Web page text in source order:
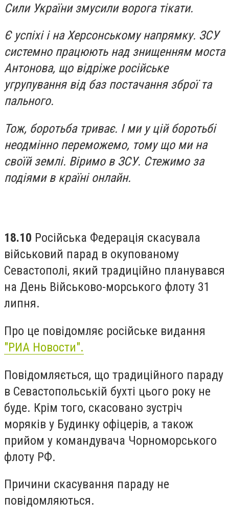
Сили України змусили ворога тікати.
Є успіхі і на Херсонському напрямку. ЗСУ
системно працюють над знищенням моста
Антонова, що відріже російське
угрупування від баз постачання зброї та
пального.
Тож, боротьба триває. І ми у цій боротьбі
неодмінно переможемо, тому що ми на
своїй землі. Віримо в ЗСУ. Стежимо за
подіями в країні онлайн.
18.10 Російська Федерація скасувала
військовий парад в окупованому
Севастополі, який традиційно планувався
на День Військово-морського флоту 31
липня.
Про це повідомляє російське видання
"РИА Новости".
Повідомляється, що традиційного параду
в Севастопольській бухті цього року не
буде. Крім того, скасовано зустріч
моряків у Будинку офіцерів, а також
прийом у командувача Чорноморського
флоту РФ.
Причини скасування параду не
повідомляються.